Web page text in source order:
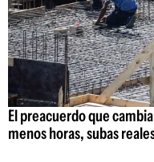
El preacuerdo que
menos horas, subas